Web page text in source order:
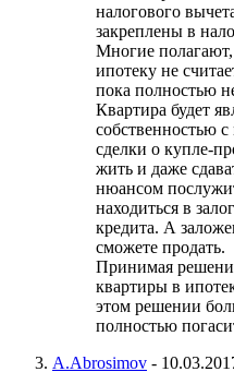
налогового
закреплены в
Многие полагают,
ипотеку не
пока полностью
Квартира будет
собственностью
сделки о купле-
жить и даже
нюансом
находиться в
кредита. А
сможете продать.
Принимая
квартиры в
этом решении
полностью
A.Abrosimov -